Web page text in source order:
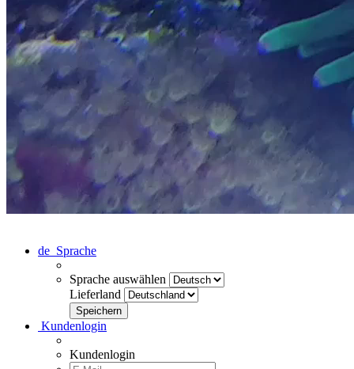
de Sprache
Sprache auswählen
Lieferland
Kundenlogin
Kundenlogin